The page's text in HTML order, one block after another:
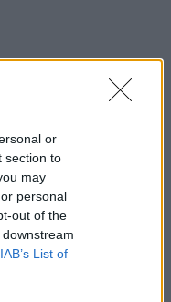
or
section to
may
personal
out of the
IAB’s List of